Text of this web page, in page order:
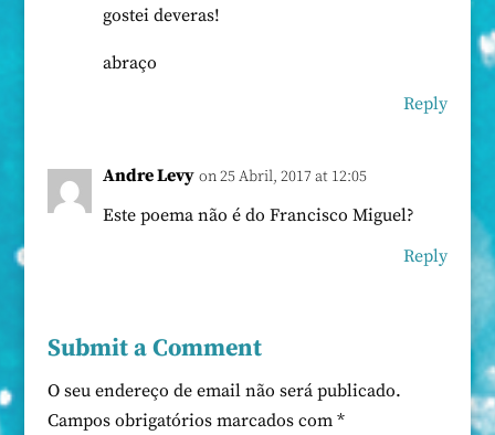
gostei deveras!
abraço
Reply
Andre Levy on 25 Abril, 2017 at 12:05
Este poema não é do Francisco Miguel?
Reply
Submit a Comment
O seu endereço de email não será publicado.
Campos obrigatórios marcados com *